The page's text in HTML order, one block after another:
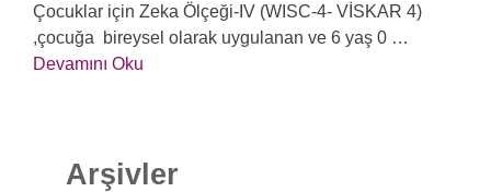
Çocuklar için Zeka Ölçeği-IV (WISC-4- VİSKAR 4)
,çocuğa bireysel olarak uygulanan ve 6 yaş 0 …
Devamını Oku
Arşivler